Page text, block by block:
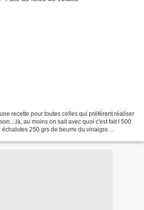
recette pour toutes celles qui préférent réaliser
au moins on sait avec quoi c'est fait ! 500
250 grs de beurre du vinaigre